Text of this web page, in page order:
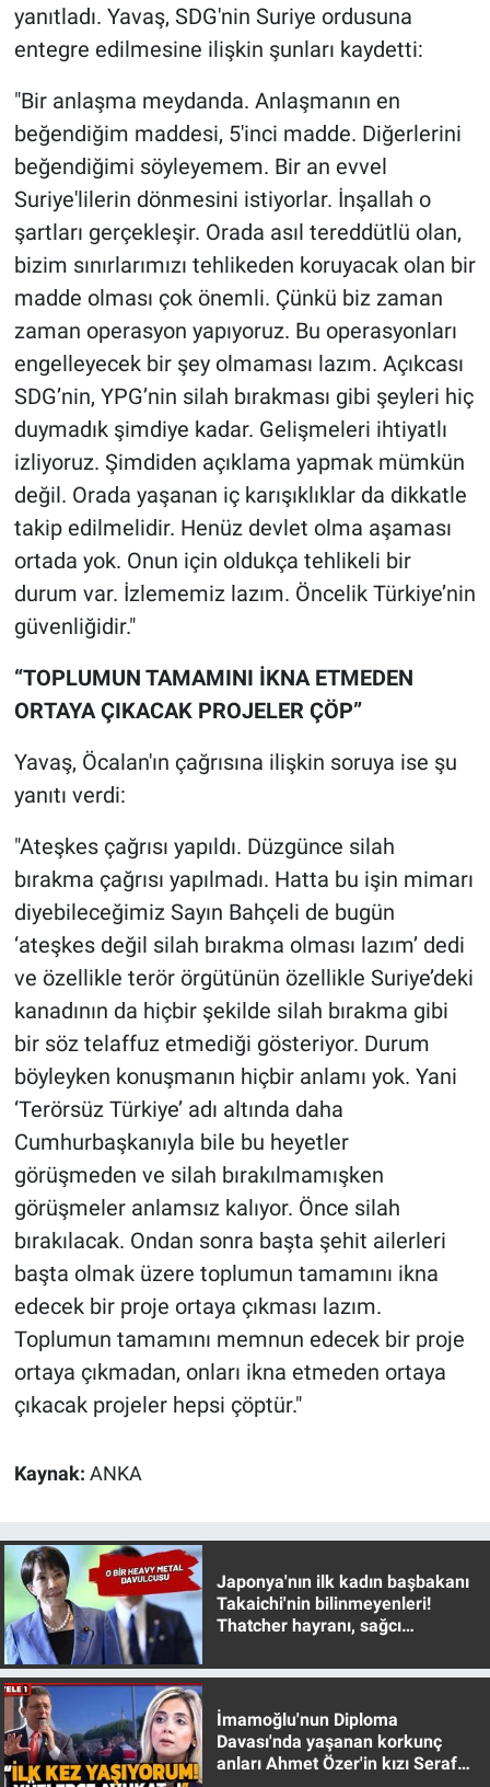
yanıtladı. Yavaş, SDG'nin Suriye ordusuna
entegre edilmesine ilişkin şunları kaydetti:
"Bir anlaşma meydanda. Anlaşmanın en
beğendiğim maddesi, 5'inci madde. Diğerlerini
beğendiğimi söyleyemem. Bir an evvel
Suriye'lilerin dönmesini istiyorlar. İnşallah o
şartları gerçekleşir. Orada asıl tereddütlü olan,
bizim sınırlarımızı tehlikeden koruyacak olan bir
madde olması çok önemli. Çünkü biz zaman
zaman operasyon yapıyoruz. Bu operasyonları
engelleyecek bir şey olmaması lazım. Açıkcası
SDG’nin, YPG’nin silah bırakması gibi şeyleri hiç
duymadık şimdiye kadar. Gelişmeleri ihtiyatlı
izliyoruz. Şimdiden açıklama yapmak mümkün
değil. Orada yaşanan iç karışıklıklar da dikkatle
takip edilmelidir. Henüz devlet olma aşaması
ortada yok. Onun için oldukça tehlikeli bir
durum var. İzlememiz lazım. Öncelik Türkiye’nin
güvenliğidir."
“TOPLUMUN TAMAMINI İKNA ETMEDEN
ORTAYA ÇIKACAK PROJELER ÇÖP”
Yavaş, Öcalan'ın çağrısına ilişkin soruya ise şu
yanıtı verdi:
"Ateşkes çağrısı yapıldı. Düzgünce silah
bırakma çağrısı yapılmadı. Hatta bu işin mimarı
diyebileceğimiz Sayın Bahçeli de bugün
‘ateşkes değil silah bırakma olması lazım’ dedi
ve özellikle terör örgütünün özellikle Suriye’deki
kanadının da hiçbir şekilde silah bırakma gibi
bir söz telaffuz etmediği gösteriyor. Durum
böyleyken konuşmanın hiçbir anlamı yok. Yani
‘Terörsüz Türkiye’ adı altında daha
Cumhurbaşkanıyla bile bu heyetler
görüşmeden ve silah bırakılmamışken
görüşmeler anlamsız kalıyor. Önce silah
bırakılacak. Ondan sonra başta şehit ailerleri
başta olmak üzere toplumun tamamını ikna
edecek bir proje ortaya çıkması lazım.
Toplumun tamamını memnun edecek bir proje
ortaya çıkmadan, onları ikna etmeden ortaya
çıkacak projeler hepsi çöptür."
Kaynak: ANKA
Japonya'nın ilk kadın başbakanı
Takaichi'nin bilinmeyenleri!
Thatcher hayranı, sağcı
İmamoğlu'nun Diploma
Davası'nda yaşanan korkunç
anları Ahmet Özer'in kızı Seraf
İlan
Kimdir
Koronavirüs
Kültür Sanat
Ne demişti
Nedir
Popüler
Programlar
Sağlık
Spor
Teknoloji
Türkiye'nin Gündemi
Yerel Gündem
Canlı Yayın